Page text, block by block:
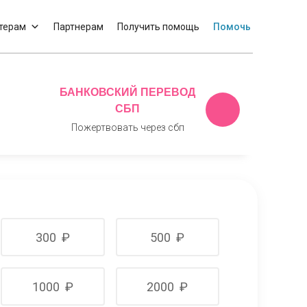
Партнерам Получить помощь Помочь
БАНКОВСКИЙ ПЕРЕВОД
СБП
Пожертвовать через сбп
300 ₽ 500 ₽
1000 ₽ 2000 ₽